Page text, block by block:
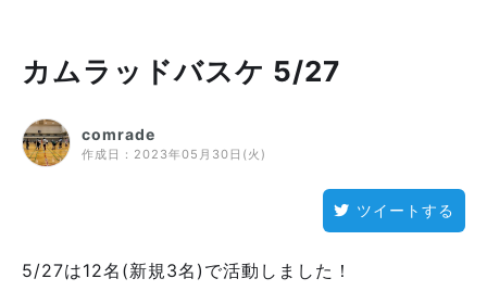
カムラッドバスケ 5/27
comrade
作成日： 2023年05月30日(火)
ツイートする
5/27は12名(新規3名)で活動しました！